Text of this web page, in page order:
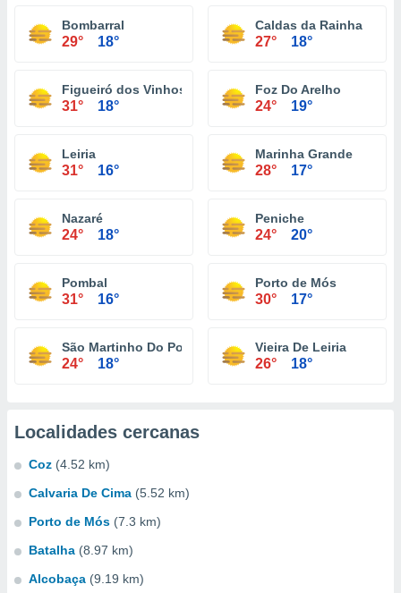
Bombarral
29° 18°
Caldas da Rainha
27° 18°
Figueiró dos Vinhos
31° 18°
Foz Do Arelho
24° 19°
Leiria
31° 16°
Marinha Grande
28° 17°
Nazaré
24° 18°
Peniche
24° 20°
Pombal
31° 16°
Porto de Mós
30° 17°
São Martinho Do Porto
24° 18°
Vieira De Leiria
26° 18°
Localidades cercanas
Coz (4.52 km)
Calvaria De Cima (5.52 km)
Porto de Mós (7.3 km)
Batalha (8.97 km)
Alcobaça (9.19 km)